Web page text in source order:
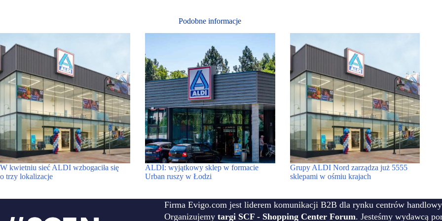
Podobne informacje
W kwietniu sieć ALDI wzbogaciła się
o trzy lokalizacje
ALDI: wyjątkowy sklep w formacie
Urban ruszy w Łodzi
Grupy ALDI Nord zarządza już 5555
sklepami w ośmiu krajach
Firma Evigo.com jest liderem komunikacji B2B dla rynku centrów
Organizujemy targi SCF - Shopping Center Forum. Jesteśmy wydawcą